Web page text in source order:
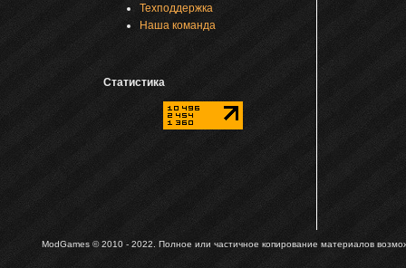
Техподдержка
Наша команда
Статистика
ModGames © 2010 - 2022. Полное или частичное копирование материалов